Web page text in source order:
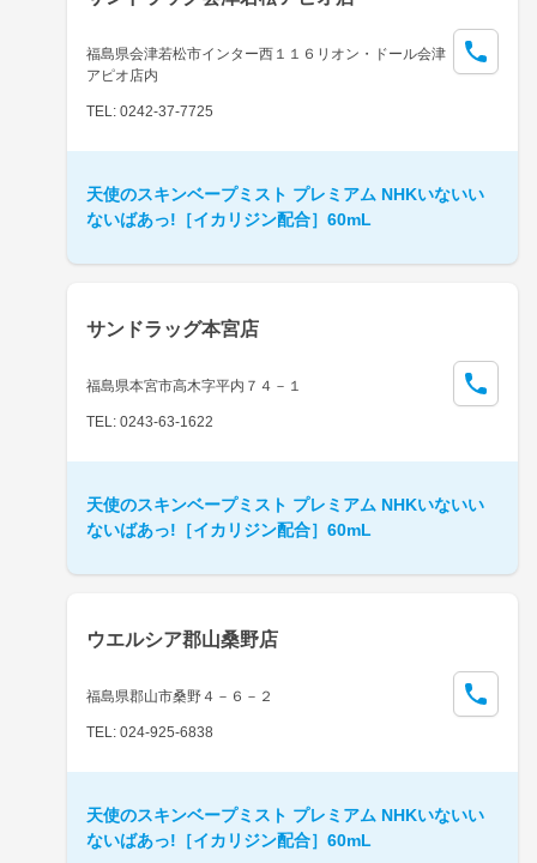
福島県会津若松市インター西１１６リオン・ドール会津
アピオ店内
TEL: 0242-37-7725
天使のスキンベープミスト プレミアム NHKいないい
ないばあっ!［イカリジン配合］60mL
サンドラッグ本宮店
福島県本宮市高木字平内７４－１
TEL: 0243-63-1622
天使のスキンベープミスト プレミアム NHKいないい
ないばあっ!［イカリジン配合］60mL
ウエルシア郡山桑野店
福島県郡山市桑野４－６－２
TEL: 024-925-6838
天使のスキンベープミスト プレミアム NHKいないい
ないばあっ!［イカリジン配合］60mL